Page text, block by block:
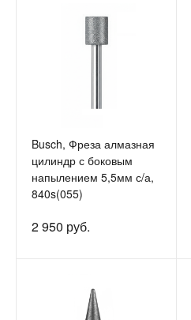
Busch, Фреза алмазная
цилиндр с боковым
напылением 5,5мм с/а,
840s(055)
2 950 руб.